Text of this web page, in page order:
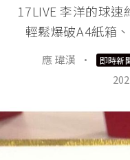
17LIVE 李洋的球
輕鬆爆破A4紙箱
應 瑋漢 · 即時新